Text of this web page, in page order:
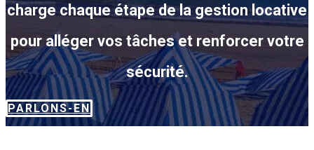
charge chaque étape de la gestion locative
pour alléger vos tâches et renforcer votre
sécurité.
PARLONS-EN